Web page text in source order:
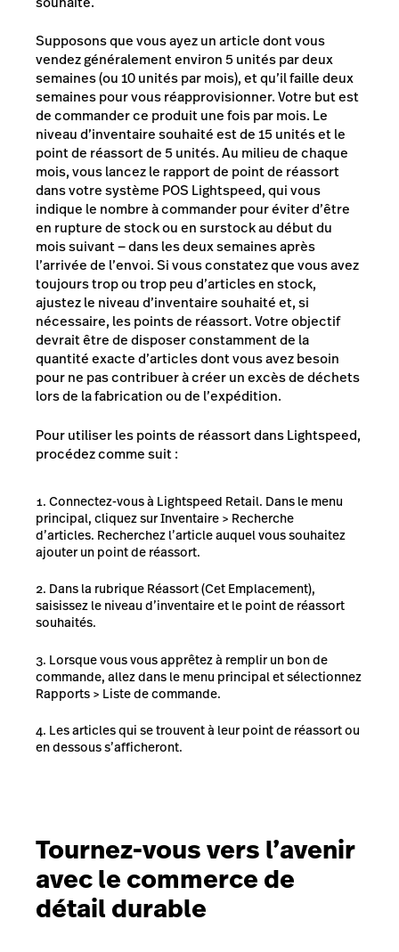
Supposons que vous ayez un article dont vous
vendez généralement environ 5 unités par deux
semaines (ou 10 unités par mois), et qu’il faille deux
semaines pour vous réapprovisionner. Votre but est
de commander ce produit une fois par mois. Le
niveau d’inventaire souhaité est de 15 unités et le
point de réassort de 5 unités. Au milieu de chaque
mois, vous lancez le rapport de point de réassort
dans votre système POS Lightspeed, qui vous
indique le nombre à commander pour éviter d’être
en rupture de stock ou en surstock au début du
mois suivant — dans les deux semaines après
l’arrivée de l’envoi. Si vous constatez que vous avez
toujours trop ou trop peu d’articles en stock,
ajustez le niveau d’inventaire souhaité et, si
nécessaire, les points de réassort.Votreobjectif
devrait être de disposer constamment de la
quantitéexacted’articles dont vous avez besoin
pour ne pas contribuer à créer un excès de déchets
lors de la fabrication ou de l’expédition.
Pour utiliser les points de réassort dans Lightspeed,
procédez comme suit :
Connectez-vous à Lightspeed Retail. Dans le menu
principal, cliquez sur Inventaire > Recherche
d’articles. Recherchez l’article auquel vous souhaitez
ajouter un point de réassort.
Dans la rubrique Réassort (Cet Emplacement),
saisissez le niveau d’inventaire et le point de réassort
souhaités.
Lorsque vous vous apprêtez à remplir un bon de
commande, allez dans le menu principal et sélectionnez
Rapports > Liste de commande.
Les articles qui se trouvent à leur point de réassort ou
en dessous s’afficheront.
Tournez-vous vers l’avenir
avec le commerce de
détail durable